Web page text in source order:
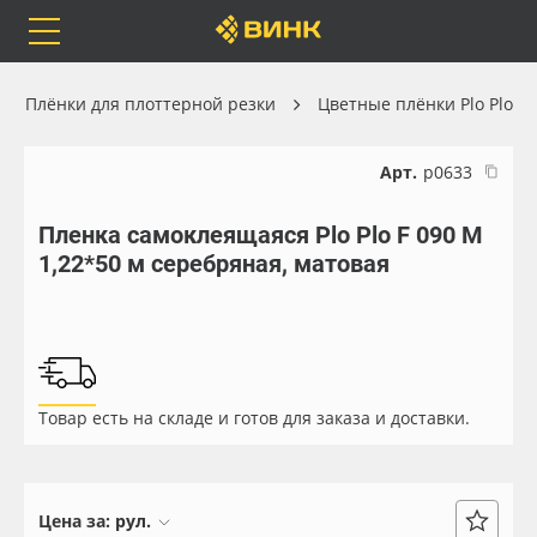
Каталог
Бренды
Доставка
Весь каталог
Самоклеящиеся плёнки
Листовые материалы
Плёнки для плоттерной резки Цветные плёнки Plo Plo
Арт. р0633
Пленка самоклеящаяся Plo Plo F 090 M
1,22*50 м серебряная, матовая
Товар есть на складе и готов для заказа и доставки.
Цена за: рул.